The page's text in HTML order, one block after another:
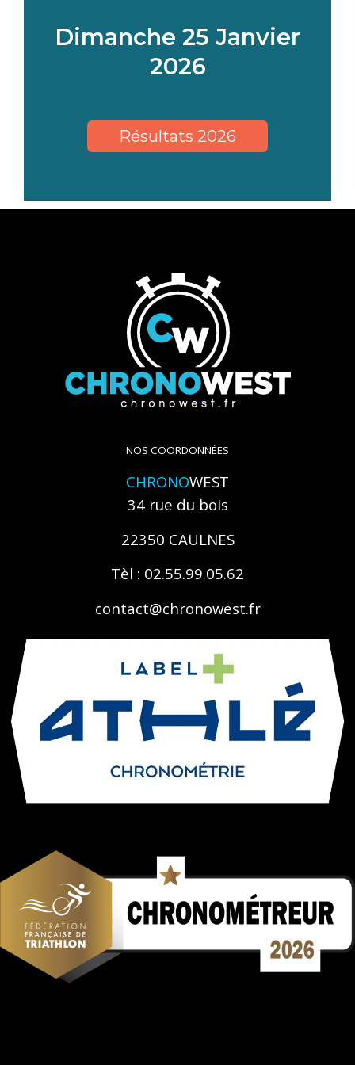
Dimanche 25 Janvier
2026
Résultats 2026
NOS COORDONNÉES
CHRONOWEST
34 rue du bois
22350 CAULNES
Tèl : 02.55.99.05.62
contact@chronowest.fr